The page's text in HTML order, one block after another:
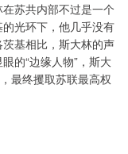
苏共内部不过是一个
光环下，他几乎没有
基相比，斯大林的声
的“边缘人物”，斯大
最终攫取苏联最高权